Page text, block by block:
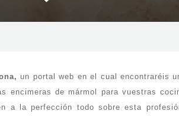
un portal web en el cual encontraréis
encimeras de mármol para vuestras
a la perfección todo sobre esta